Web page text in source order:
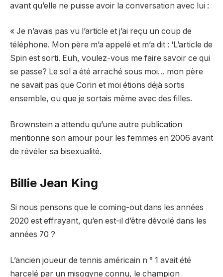
avant qu’elle ne puisse avoir la conversation avec lui :
« Je n’avais pas vu l’article et j’ai reçu un coup de
téléphone. Mon père m’a appelé et m’a dit : ‘L’article de
Spin est sorti. Euh, voulez-vous me faire savoir ce qui
se passe? Le sol a été arraché sous moi… mon père
ne savait pas que Corin et moi étions déjà sortis
ensemble, ou que je sortais même avec des filles.
Brownstein a attendu qu’une autre publication
mentionne son amour pour les femmes en 2006 avant
de révéler sa bisexualité.
Billie Jean King
Si nous pensons que le coming-out dans les années
2020 est effrayant, qu’en est-il d’être dévoilé dans les
années 70 ?
L’ancien joueur de tennis américain n ° 1 avait été
harcelé par un misogyne connu, le champion